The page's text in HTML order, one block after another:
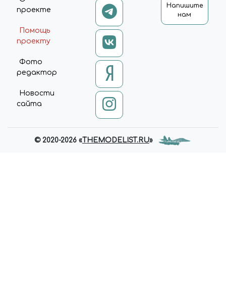
проекте
Помощь
проекту
Фото
редактор
Новости
сайта
Напишите
нам
© 2020-2026 «THEMODELIST.RU»